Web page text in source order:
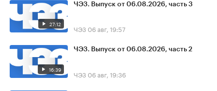
27:12
ЧЭЗ. Выпуск от 06.08.2026, часть 3
ЧЭЗ 06 авг, 19:57
16:39
ЧЭЗ. Выпуск от 06.08.2026, часть 2
ЧЭЗ 06 авг, 19:36